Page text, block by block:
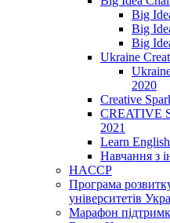
Big
Big
Big
Ukraine
2020
Creative
CREATIVE
2021
Learn
Навчання з
HACCP
Програма
університетів
Марафон